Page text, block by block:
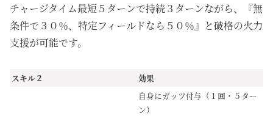
チャージタイム最短５ターンで持続３ターンながら、『無
条件で３０％、特定フィールドなら５０％』と破格の火力
支援が可能です。
スキル２ 効果
自身にガッツ付与（１回・５ター
ン）